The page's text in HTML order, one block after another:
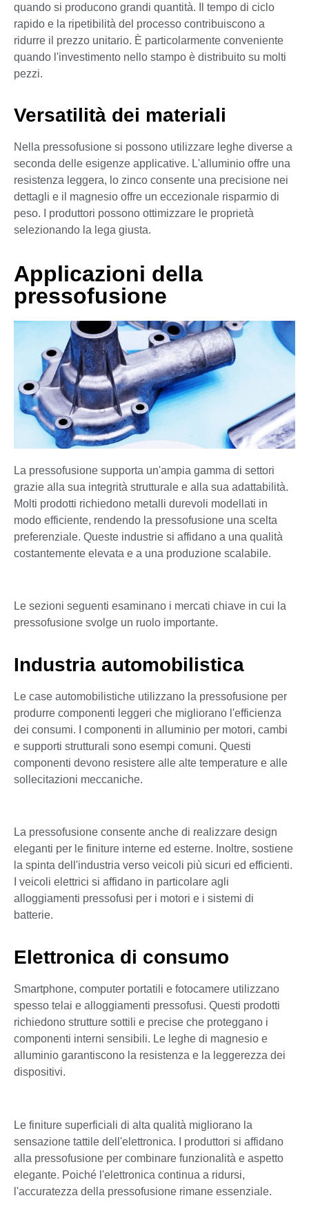
quando si producono grandi quantità. Il tempo di ciclo
rapido e la ripetibilità del processo contribuiscono a
ridurre il prezzo unitario. È particolarmente conveniente
quando l'investimento nello stampo è distribuito su molti
pezzi.
Versatilità dei materiali
Nella pressofusione si possono utilizzare leghe diverse a
seconda delle esigenze applicative. L'alluminio offre una
resistenza leggera, lo zinco consente una precisione nei
dettagli e il magnesio offre un eccezionale risparmio di
peso. I produttori possono ottimizzare le proprietà
selezionando la lega giusta.
Applicazioni della
pressofusione
La pressofusione supporta un'ampia gamma di settori
grazie alla sua integrità strutturale e alla sua adattabilità.
Molti prodotti richiedono metalli durevoli modellati in
modo efficiente, rendendo la pressofusione una scelta
preferenziale. Queste industrie si affidano a una qualità
costantemente elevata e a una produzione scalabile.
Le sezioni seguenti esaminano i mercati chiave in cui la
pressofusione svolge un ruolo importante.
Industria automobilistica
Le case automobilistiche utilizzano la pressofusione per
produrre componenti leggeri che migliorano l'efficienza
dei consumi. I componenti in alluminio per motori, cambi
e supporti strutturali sono esempi comuni. Questi
componenti devono resistere alle alte temperature e alle
sollecitazioni meccaniche.
La pressofusione consente anche di realizzare design
eleganti per le finiture interne ed esterne. Inoltre, sostiene
la spinta dell'industria verso veicoli più sicuri ed efficienti.
I veicoli elettrici si affidano in particolare agli
alloggiamenti pressofusi per i motori e i sistemi di
batterie.
Elettronica di consumo
Smartphone, computer portatili e fotocamere utilizzano
spesso telai e alloggiamenti pressofusi. Questi prodotti
richiedono strutture sottili e precise che proteggano i
componenti interni sensibili. Le leghe di magnesio e
alluminio garantiscono la resistenza e la leggerezza dei
dispositivi.
Le finiture superficiali di alta qualità migliorano la
sensazione tattile dell'elettronica. I produttori si affidano
alla pressofusione per combinare funzionalità e aspetto
elegante. Poiché l'elettronica continua a ridursi,
l'accuratezza della pressofusione rimane essenziale.